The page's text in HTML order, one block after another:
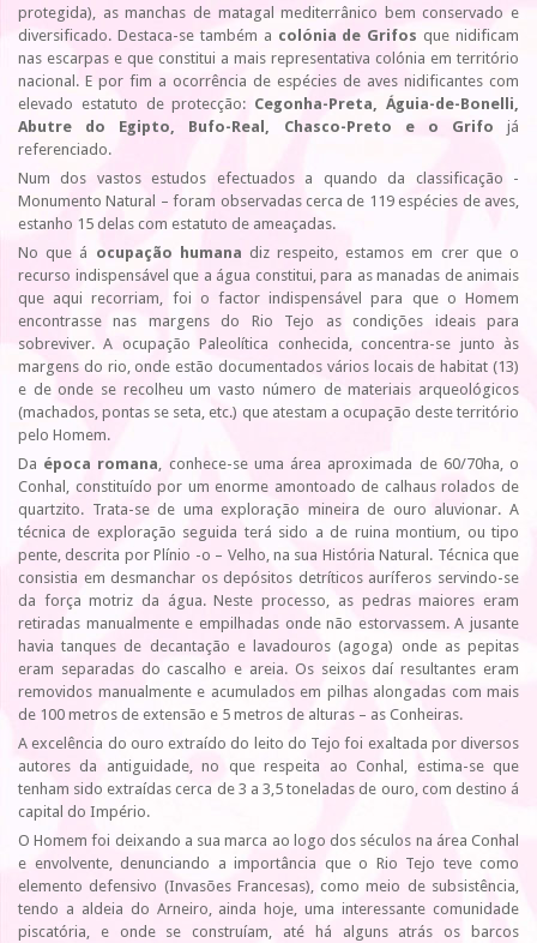
protegida), as manchas de matagal mediterrânico bem conservado e
diversificado. Destaca-se também a colónia de Grifos que nidificam
nas escarpas e que constitui a mais representativa colónia em território
nacional. E por fim a ocorrência de espécies de aves nidificantes com
elevado estatuto de protecção: Cegonha-Preta, Águia-de-Bonelli,
Abutre do Egipto, Bufo-Real, Chasco-Preto e o Grifo já
referenciado.
Num dos vastos estudos efectuados a quando da classificação -
Monumento Natural – foram observadas cerca de 119 espécies de aves,
estanho 15 delas com estatuto de ameaçadas.
No que á ocupação humana diz respeito, estamos em crer que o
recurso indispensável que a água constitui, para as manadas de animais
que aqui recorriam, foi o factor indispensável para que o Homem
encontrasse nas margens do Rio Tejo as condições ideais para
sobreviver. A ocupação Paleolítica conhecida, concentra-se junto às
margens do rio, onde estão documentados vários locais de habitat (13)
e de onde se recolheu um vasto número de materiais arqueológicos
(machados, pontas se seta, etc.) que atestam a ocupação deste território
pelo Homem.
Da época romana , conhece-se uma área aproximada de 60/70ha, o
Conhal, constituído por um enorme amontoado de calhaus rolados de
quartzito. Trata-se de uma exploração mineira de ouro aluvionar. A
técnica de exploração seguida terá sido a de ruina montium, ou tipo
pente, descrita por Plínio -o – Velho, na sua História Natural. Técnica que
consistia em desmanchar os depósitos detríticos auríferos servindo-se
da força motriz da água. Neste processo, as pedras maiores eram
retiradas manualmente e empilhadas onde não estorvassem. A jusante
havia tanques de decantação e lavadouros (agoga) onde as pepitas
eram separadas do cascalho e areia. Os seixos daí resultantes eram
removidos manualmente e acumulados em pilhas alongadas com mais
de 100 metros de extensão e 5 metros de alturas – as Conheiras.
A excelência do ouro extraído do leito do Tejo foi exaltada por diversos
autores da antiguidade, no que respeita ao Conhal, estima-se que
tenham sido extraídas cerca de 3 a 3,5 toneladas de ouro, com destino á
capital do Império.
O Homem foi deixando a sua marca ao logo dos séculos na área Conhal
e envolvente, denunciando a importância que o Rio Tejo teve como
elemento defensivo (Invasões Francesas), como meio de subsistência,
tendo a aldeia do Arneiro, ainda hoje, uma interessante comunidade
piscatória, e onde se construíam, até há alguns atrás os barcos